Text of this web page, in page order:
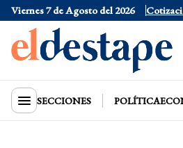
Viernes 7 de Agosto del 2026Dólar Oficial
SECCIONES POLÍTICA